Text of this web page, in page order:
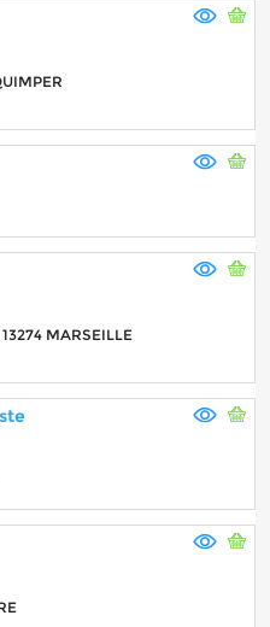
MARSEILLE